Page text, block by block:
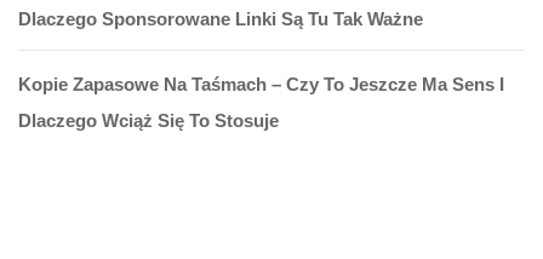
Dlaczego Sponsorowane Linki Są Tu Tak Ważne
Kopie Zapasowe Na Taśmach – Czy To Jeszcze Ma Sens I
Dlaczego Wciąż Się To Stosuje